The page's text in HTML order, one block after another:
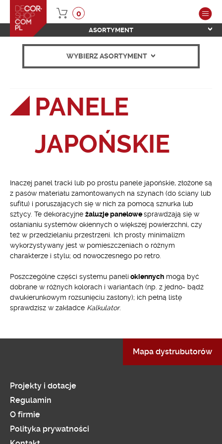
0
ASORTYMENT
WYBIERZ ASORTYMENT
PANELE
JAPOŃSKIE
Inaczej panel tracki lub po prostu panele japońskie, złożone są
z pasów materiału zamontowanych na szynach (do ściany lub
sufitu) i poruszających się w nich za pomocą sznurka lub
sztycy. Te dekoracyjne żaluzje panelowesprawdzają się w
osłanianiu systemów okiennych o większej powierzchni, czy
też w przedzielaniu przestrzeni. Ich prosty minimalizm
wykorzystywany jest w pomieszczeniach o różnym
charakterze i stylu; od nowoczesnego po retro.
Poszczególne części systemu paneli okiennych mogą być
dobrane w różnych kolorach i wariantach (np. z jedno- bądź
dwukierunkowym rozsunięciu zasłony); ich pełną listę
sprawdzisz w zakładce Kalkulator.
Mapa dystrubutorów
Projekty i dotacje
Regulamin
O firmie
Polityka prywatności